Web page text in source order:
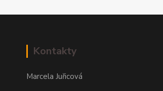
Kontakty
Marcela Juřicová